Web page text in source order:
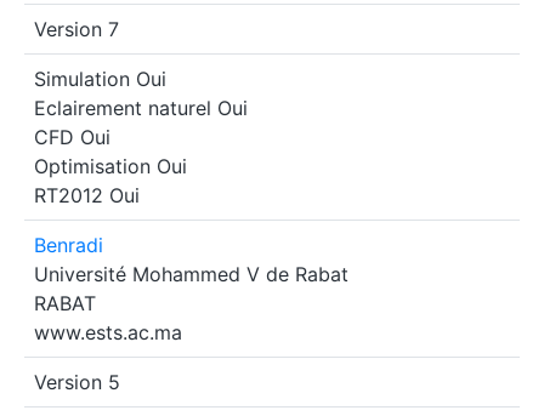
Version 7
Simulation Oui
Eclairement naturel Oui
CFD Oui
Optimisation Oui
RT2012 Oui
Benradi
Université Mohammed V de Rabat
RABAT
www.ests.ac.ma
Version 5